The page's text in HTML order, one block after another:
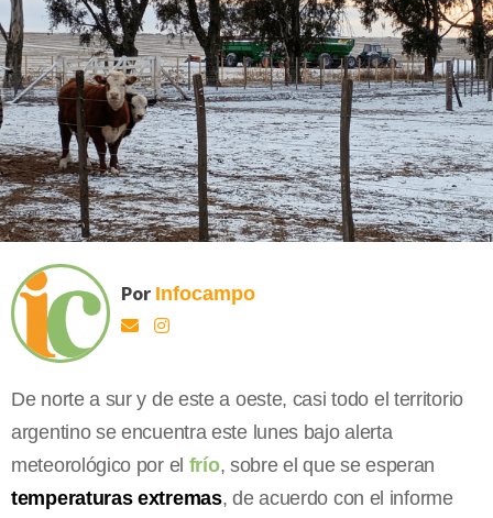
Por Infocampo
De norte a sur y de este a oeste, casi todo el territorio
argentino se encuentra este lunes bajo alerta
meteorológico por el frío, sobre el que se esperan
temperaturas extremas, de acuerdo con el informe